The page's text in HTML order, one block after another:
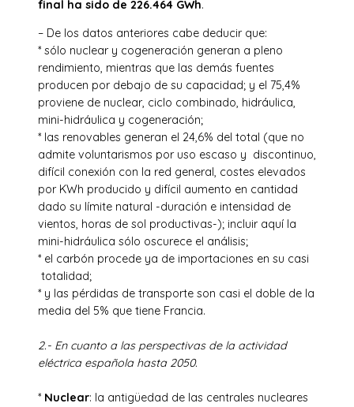
final ha sido de 226.464 GWh.
– De los datos anteriores cabe deducir que:
* sólo nuclear y cogeneración generan a pleno
rendimiento, mientras que las demás fuentes
producen por debajo de su capacidad; y el 75,4%
proviene de nuclear, ciclo combinado, hidráulica,
mini-hidráulica y cogeneración;
* las renovables generan el 24,6% del total (que no
admite voluntarismos por uso escaso y discontinuo,
difícil conexión con la red general, costes elevados
por KWh producido y difícil aumento en cantidad
dado su límite natural -duración e intensidad de
vientos, horas de sol productivas-); incluir aquí la
mini-hidráulica sólo oscurece el análisis;
* el carbón procede ya de importaciones en su casi
totalidad;
* y las pérdidas de transporte son casi el doble de la
media del 5% que tiene Francia.
2.- En cuanto a las perspectivas de la actividad
eléctrica española hasta 2050.
* Nuclear: la antigüedad de las centrales nucleares